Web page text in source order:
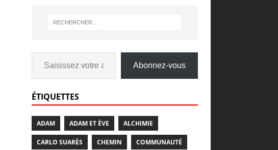
Abonnez-vous
ÉTIQUETTES
ADAM ADAM ET ÈVE ALCHIMIE
CARLO SUARÈS CHEMIN COMMUNAUTÉ